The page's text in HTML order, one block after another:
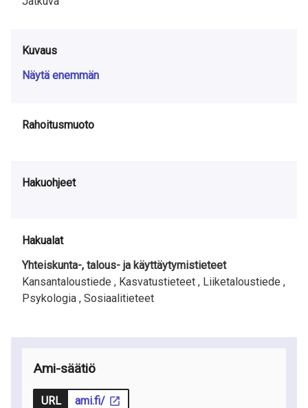
Kuvaus
Näytä enemmän
Rahoitusmuoto
Hakuohjeet
Hakualat
Yhteiskunta-, talous- ja käyttäytymistieteet
Kansantaloustiede , Kasvatustieteet , Liiketaloustiede ,
Psykologia , Sosiaalitieteet
Ami-säätiö
URL ami.fi/